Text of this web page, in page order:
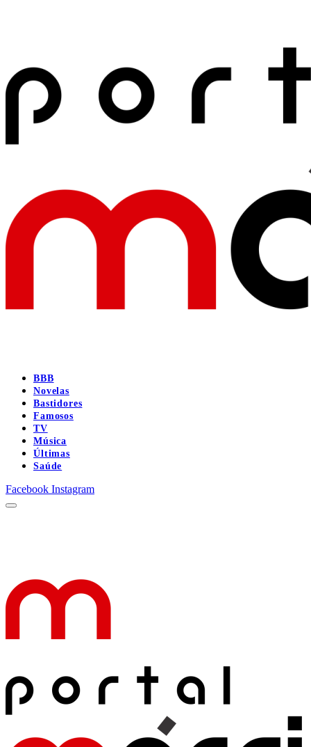
BBB
Novelas
Bastidores
Famosos
TV
Música
Últimas
Saúde
Facebook Instagram